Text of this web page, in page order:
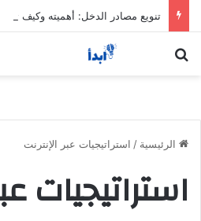
تنويع مصادر الدخل: أهميته وكيف
الرئيسية / استراتيجيات عبر الإنترنت
استراتيجيات